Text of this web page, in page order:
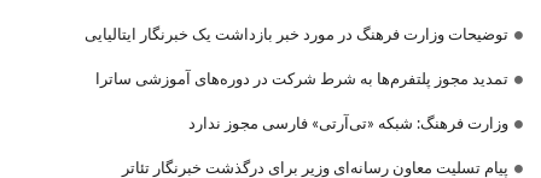
توضیحات وزارت فرهنگ در مورد خبر بازداشت یک خبرنگار ایتالیایی
تمدید مجوز پلتفرم‌ها به شرط شرکت در دوره‌های آموزشی ساترا
وزارت فرهنگ: شبکه «تی‌آرتی» فارسی مجوز ندارد
پیام تسلیت معاون رسانه‌ای وزیر برای درگذشت خبرنگار تئاتر